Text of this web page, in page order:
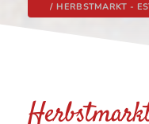
HERBSTMARKT -